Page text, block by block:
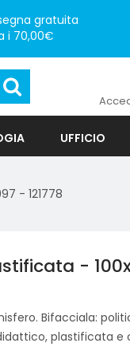
gratuita
i 70,00€
UFFICIO
- 121778
-
Bifacciala:
plastificata